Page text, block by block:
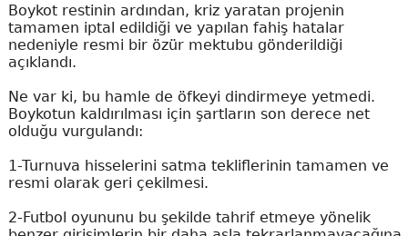
Boykot restinin ardından, kriz yaratan projenin
tamamen iptal edildiği ve yapılan fahiş hatalar
nedeniyle resmi bir özür mektubu gönderildiği
açıklandı.
Ne var ki, bu hamle de öfkeyi dindirmeye yetmedi.
Boykotun kaldırılması için şartların son derece net
olduğu vurgulandı:
1-Turnuva hisselerini satma tekliflerinin tamamen ve
resmi olarak geri çekilmesi.
2-Futbol oyununu bu şekilde tahrif etmeye yönelik